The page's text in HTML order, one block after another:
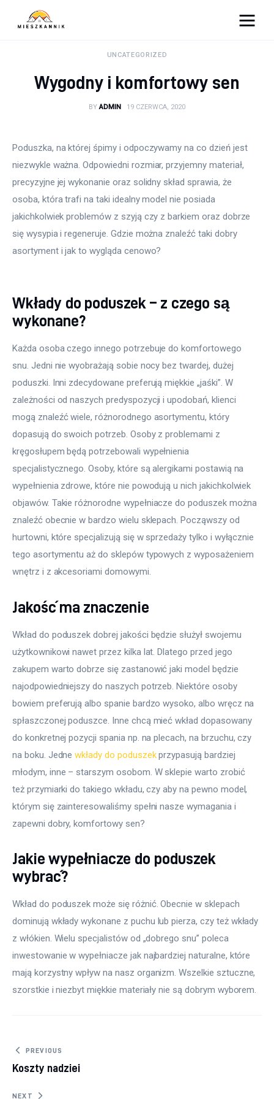
Sypialnia
Łazienka
Kuchnia
Ogród
Salon
UNCATEGORIZED
Wygodny i komfortowy sen
BY ADMIN 19 CZERWCA, 2020
Poduszka, na której śpimy i odpoczywamy na co dzień jest
niezwykle ważna. Odpowiedni rozmiar, przyjemny materiał,
precyzyjne jej wykonanie oraz solidny skład sprawia, że
osoba, która trafi na taki idealny model nie posiada
jakichkolwiek problemów z szyją czy z barkiem oraz dobrze
się wysypia i regeneruje. Gdzie można znaleźć taki dobry
asortyment i jak to wygląda cenowo?
Wkłady do poduszek – z czego są
wykonane?
Każda osoba czego innego potrzebuje do komfortowego
snu. Jedni nie wyobrażają sobie nocy bez twardej, dużej
poduszki. Inni zdecydowane preferują miękkie „jaśki”. W
zależności od naszych predyspozycji i upodobań, klienci
mogą znaleźć wiele, różnorodnego asortymentu, który
dopasują do swoich potrzeb. Osoby z problemami z
kręgosłupem będą potrzebowali wypełnienia
specjalistycznego. Osoby, które są alergikami postawią na
wypełnienia zdrowe, które nie powodują u nich jakichkolwiek
objawów. Takie różnorodne wypełniacze do poduszek można
znaleźć obecnie w bardzo wielu sklepach. Począwszy od
hurtowni, które specjalizują się w sprzedaży tylko i wyłącznie
tego asortymentu aż do sklepów typowych z wyposażeniem
wnętrz i z akcesoriami domowymi.
Jakość ma znaczenie
Wkład do poduszek dobrej jakości będzie służył swojemu
użytkownikowi nawet przez kilka lat. Dlatego przed jego
zakupem warto dobrze się zastanowić jaki model będzie
najodpowiedniejszy do naszych potrzeb. Niektóre osoby
bowiem preferują albo spanie bardzo wysoko, albo wręcz na
spłaszczonej poduszce. Inne chcą mieć wkład dopasowany
do konkretnej pozycji spania np. na plecach, na brzuchu, czy
na boku. Jedne wkłady do poduszek przypasują bardziej
młodym, inne – starszym osobom. W sklepie warto zrobić
też przymiarki do takiego wkładu, czy aby na pewno model,
którym się zainteresowaliśmy spełni nasze wymagania i
zapewni dobry, komfortowy sen?
Jakie wypełniacze do poduszek
wybrać?
Wkład do poduszek może się różnić. Obecnie w sklepach
dominują wkłady wykonane z puchu lub pierza, czy też wkłady
z włókien. Wielu specjalistów od „dobrego snu” poleca
inwestowanie w wypełniacze jak najbardziej naturalne, które
mają korzystny wpływ na nasz organizm. Wszelkie sztuczne,
szorstkie i niezbyt miękkie materiały nie są dobrym wyborem.
Nawigacja wpisu
PREVIOUS
Koszty nadziei
NEXT